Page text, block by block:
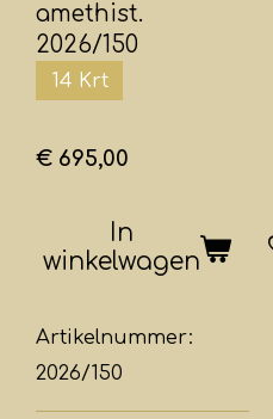
amethist.
2026/150
14 Krt
€ 695,00
In
winkelwagen
Artikelnummer:
2026/150